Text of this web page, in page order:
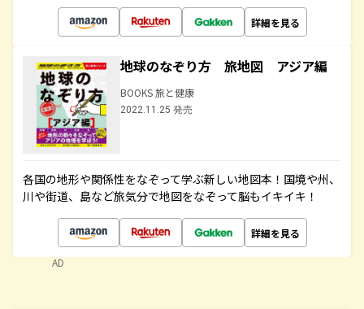
詳細を見る
地球のなぞり方 旅地図 アジア編
BOOKS 旅と健康
2022.11.25 発売
各国の地形や関係性をなぞって学ぶ新しい地図本！国境や州、
川や街道、島など旅気分で地図をなぞって脳もイキイキ！
詳細を見る
AD